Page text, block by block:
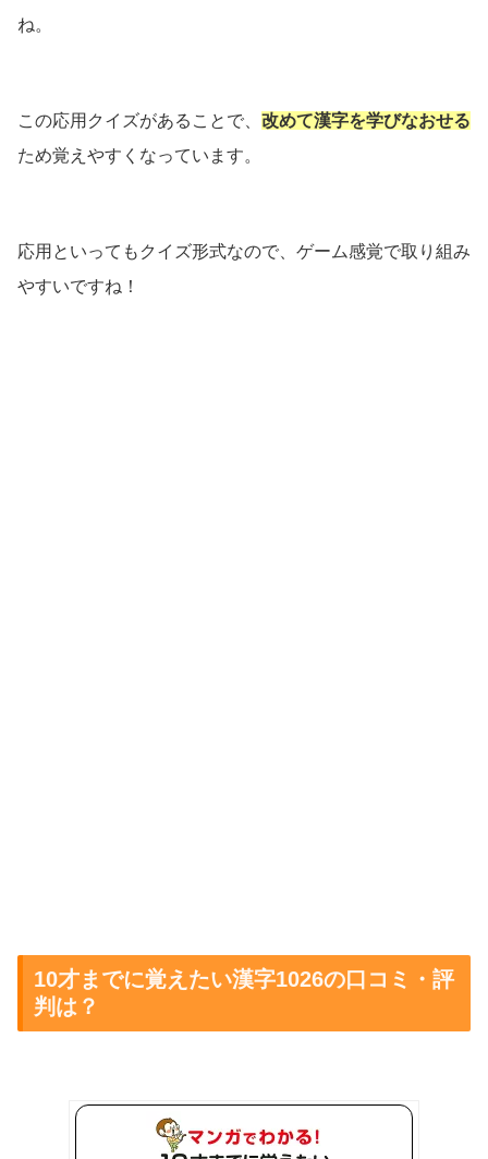
ね。
この応用クイズがあることで、 改めて漢字を学びなおせる
ため覚えやすくなっています。
応用といってもクイズ形式なので、ゲーム感覚で取り組み
やすいですね！
10才までに覚えたい漢字1026の口コミ・評
判は？